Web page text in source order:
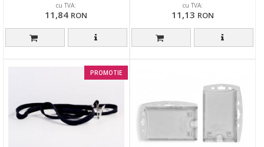
cu TVA:
11,84 RON
cu TVA:
11,13 RON
PROMOTIE